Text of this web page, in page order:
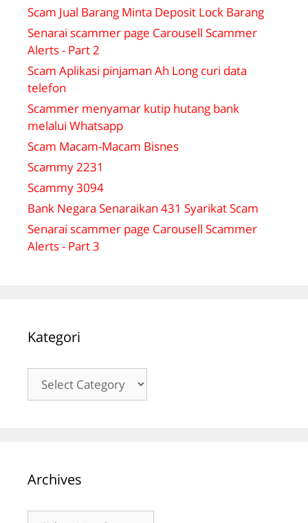
Scam Jual Barang Minta Deposit Lock Barang
Senarai scammer page Carousell Scammer
Alerts - Part 2
Scam Aplikasi pinjaman Ah Long curi data
telefon
Scammer menyamar kutip hutang bank
melalui Whatsapp
Scam Macam-Macam Bisnes
Scammy 2231
Scammy 3094
Bank Negara Senaraikan 431 Syarikat Scam
Senarai scammer page Carousell Scammer
Alerts - Part 3
Kategori
Archives